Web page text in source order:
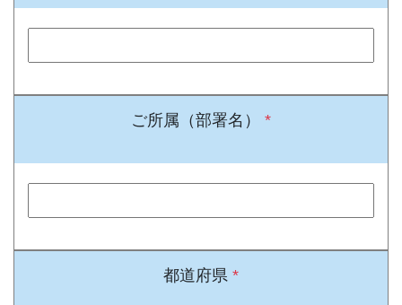
ご所属（部署名） *
都道府県 *